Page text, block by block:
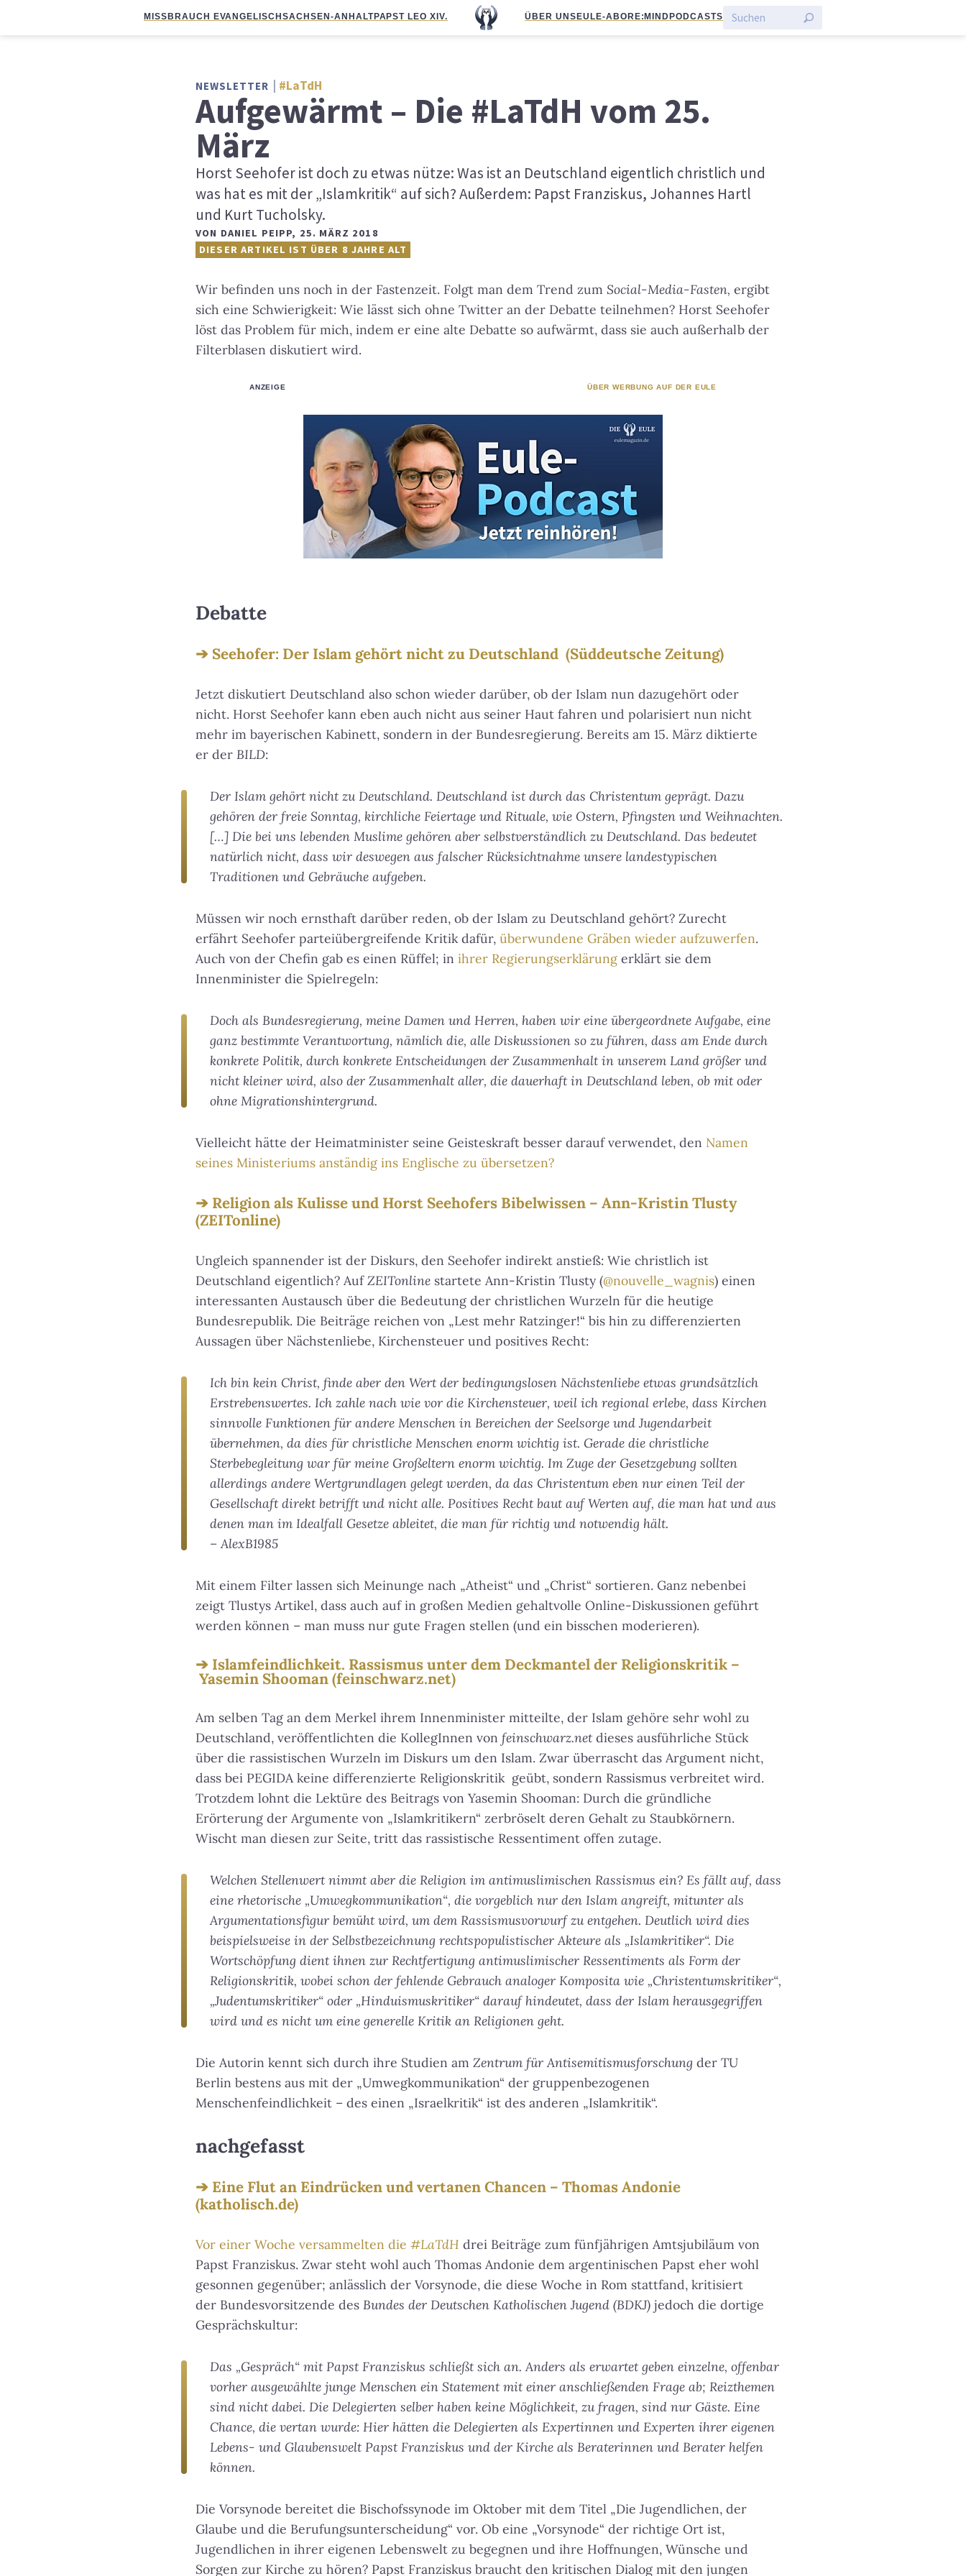
MISSBRAUCH EVANGELISCHSACHSEN-ANHALTPAPST LEO XIV. ÜBER UNS EULE-ABO RE:MIND PODCASTS
NEWSLETTER #LaTdH
Aufgewärmt – Die #LaTdH vom 25.
März
Horst Seehofer ist doch zu etwas nütze: Was ist an Deutschland eigentlich christlich und
was hat es mit der „Islamkritik“ auf sich? Außerdem: Papst Franziskus, Johannes Hartl
und Kurt Tucholsky.
VON DANIEL PEIPP, 25. MÄRZ 2018
DIESER ARTIKEL IST ÜBER 8 JAHRE ALT
Wir befinden uns noch in der Fastenzeit. Folgt man dem Trend zum Social-Media-Fasten, ergibt
sich eine Schwierigkeit: Wie lässt sich ohne Twitter an der Debatte teilnehmen? Horst Seehofer
löst das Problem für mich, indem er eine alte Debatte so aufwärmt, dass sie auch außerhalb der
Filterblasen diskutiert wird.
ANZEIGE ÜBER WERBUNG AUF DER EULE
Debatte
Seehofer: Der Islam gehört nicht zu Deutschland (Süddeutsche Zeitung)
Jetzt diskutiert Deutschland also schon wieder darüber, ob der Islam nun dazugehört oder
nicht. Horst Seehofer kann eben auch nicht aus seiner Haut fahren und polarisiert nun nicht
mehr im bayerischen Kabinett, sondern in der Bundesregierung. Bereits am 15. März diktierte
er der BILD:
Der Islam gehört nicht zu Deutschland. Deutschland ist durch das Christentum geprägt. Dazu
gehören der freie Sonntag, kirchliche Feiertage und Rituale, wie Ostern, Pfingsten und Weihnachten.
[…] Die bei uns lebenden Muslime gehören aber selbstverständlich zu Deutschland. Das bedeutet
natürlich nicht, dass wir deswegen aus falscher Rücksichtnahme unsere landestypischen
Traditionen und Gebräuche aufgeben.
Müssen wir noch ernsthaft darüber reden, ob der Islam zu Deutschland gehört? Zurecht
erfährt Seehofer parteiübergreifende Kritik dafür, überwundene Gräben wieder aufzuwerfen.
Auch von der Chefin gab es einen Rüffel; in ihrer Regierungserklärung erklärt sie dem
Innenminister die Spielregeln:
Doch als Bundesregierung, meine Damen und Herren, haben wir eine übergeordnete Aufgabe, eine
ganz bestimmte Verantwortung, nämlich die, alle Diskussionen so zu führen, dass am Ende durch
konkrete Politik, durch konkrete Entscheidungen der Zusammenhalt in unserem Land größer und
nicht kleiner wird, also der Zusammenhalt aller, die dauerhaft in Deutschland leben, ob mit oder
ohne Migrationshintergrund.
Vielleicht hätte der Heimatminister seine Geisteskraft besser darauf verwendet, den Namen
seines Ministeriums anständig ins Englische zu übersetzen?
Religion als Kulisse und Horst Seehofers Bibelwissen – Ann-Kristin Tlusty
(ZEITonline)
Ungleich spannender ist der Diskurs, den Seehofer indirekt anstieß: Wie christlich ist
Deutschland eigentlich? AufZEITonline startete Ann-Kristin Tlusty (@nouvelle_wagnis) einen
interessanten Austausch über die Bedeutung der christlichen Wurzeln für die heutige
Bundesrepublik. Die Beiträge reichen von „Lest mehr Ratzinger!“ bis hin zu differenzierten
Aussagen über Nächstenliebe, Kirchensteuer und positives Recht:
Ich bin kein Christ, finde aber den Wert der bedingungslosen Nächstenliebe etwas grundsätzlich
Erstrebenswertes. Ich zahle nach wie vor die Kirchensteuer, weil ich regional erlebe, dass Kirchen
sinnvolle Funktionen für andere Menschen in Bereichen der Seelsorge und Jugendarbeit
übernehmen, da dies für christliche Menschen enorm wichtig ist. Gerade die christliche
Sterbebegleitung war für meine Großeltern enorm wichtig. Im Zuge der Gesetzgebung sollten
allerdings andere Wertgrundlagen gelegt werden, da das Christentum eben nur einen Teil der
Gesellschaft direkt betrifft und nicht alle. Positives Recht baut auf Werten auf, die man hat und aus
denen man im Idealfall Gesetze ableitet, die man für richtig und notwendig hält.
– AlexB1985
Mit einem Filter lassen sich Meinunge nach „Atheist“ und „Christ“ sortieren. Ganz nebenbei
zeigt Tlustys Artikel, dass auch auf in großen Medien gehaltvolle Online-Diskussionen geführt
werden können – man muss nur gute Fragen stellen (und ein bisschen moderieren).
Islamfeindlichkeit. Rassismus unter dem Deckmantel der Religionskritik –
Yasemin Shooman (feinschwarz.net)
Am selben Tag an dem Merkel ihrem Innenminister mitteilte, der Islam gehöre sehr wohl zu
Deutschland, veröffentlichten die KollegInnen von feinschwarz.netdieses ausführliche Stück
über die rassistischen Wurzeln im Diskurs um den Islam. Zwar überrascht das Argument nicht,
dass bei PEGIDA keine differenzierte Religionskritik geübt, sondern Rassismus verbreitet wird.
Trotzdem lohnt die Lektüre des Beitrags von Yasemin Shooman: Durch die gründliche
Erörterung der Argumente von „Islamkritikern“ zerbröselt deren Gehalt zu Staubkörnern.
Wischt man diesen zur Seite, tritt das rassistische Ressentiment offen zutage.
Welchen Stellenwert nimmt aber die Religion im antimuslimischen Rassismus ein? Es fällt auf, dass
eine rhetorische „Umwegkommunikation“, die vorgeblich nur den Islam angreift, mitunter als
Argumentationsfigur bemüht wird, um dem Rassismusvorwurf zu entgehen. Deutlich wird dies
beispielsweise in der Selbstbezeichnung rechtspopulistischer Akteure als „Islamkritiker“. Die
Wortschöpfung dient ihnen zur Rechtfertigung antimuslimischer Ressentiments als Form der
Religionskritik, wobei schon der fehlende Gebrauch analoger Komposita wie „Christentumskritiker“,
„Judentumskritiker“ oder „Hinduismuskritiker“ darauf hindeutet, dass der Islam herausgegriffen
wird und es nicht um eine generelle Kritik an Religionen geht.
Die Autorin kennt sich durch ihre Studien am Zentrum für Antisemitismusforschung der TU
Berlin bestens aus mit der „Umwegkommunikation“ der gruppenbezogenen
Menschenfeindlichkeit – des einen „Israelkritik“ ist des anderen „Islamkritik“.
nachgefasst
Eine Flut an Eindrücken und vertanen Chancen – Thomas Andonie
(katholisch.de)
Vor einer Woche versammelten die #LaTdH drei Beiträge zum fünfjährigen Amtsjubiläum von
Papst Franziskus. Zwar steht wohl auch Thomas Andonie dem argentinischen Papst eher wohl
gesonnen gegenüber; anlässlich der Vorsynode, die diese Woche in Rom stattfand, kritisiert
der Bundesvorsitzende des Bundes der Deutschen Katholischen Jugend (BDKJ) jedoch die dortige
Gesprächskultur:
Das „Gespräch“ mit Papst Franziskus schließt sich an. Anders als erwartet geben einzelne, offenbar
vorher ausgewählte junge Menschen ein Statement mit einer anschließenden Frage ab; Reizthemen
sind nicht dabei. Die Delegierten selber haben keine Möglichkeit, zu fragen, sind nur Gäste. Eine
Chance, die vertan wurde: Hier hätten die Delegierten als Expertinnen und Experten ihrer eigenen
Lebens- und Glaubenswelt Papst Franziskus und der Kirche als Beraterinnen und Berater helfen
können.
Die Vorsynode bereitet die Bischofssynode im Oktober mit dem Titel „Die Jugendlichen, der
Glaube und die Berufungsunterscheidung“ vor. Ob eine „Vorsynode“ der richtige Ort ist,
Jugendlichen in ihrer eigenen Lebenswelt zu begegnen und ihre Hoffnungen, Wünsche und
Sorgen zur Kirche zu hören? Papst Franziskus braucht den kritischen Dialog mit den jungen